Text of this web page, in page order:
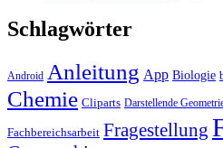
Schlagwörter
Android Anleitung App Biologie
Chemie Cliparts Darstellende
Fachbereichsarbeit Fragestellung